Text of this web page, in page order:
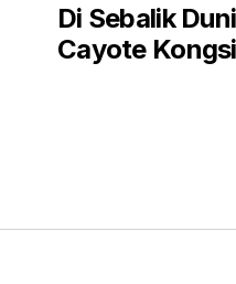
Di Sebalik
Cayote